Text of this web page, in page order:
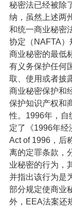
秘密法已经被除
纳，虽然上述两
和统一商业秘密
协定（NAFTA）
商业秘密的最低
有义务保护任何
取、使用或者披
商业秘密保护和
保护知识产权和
性。1996年，自
定了《1996年经
Act of 1996，后
离的定罪条款，
业秘密的行为，
并指出该行为是
部分规定使商业
外，EEA法案还